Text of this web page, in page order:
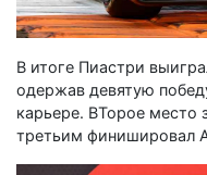
В итоге Пиастри
одержав девятую
карьере. ВТорое место
третьим финишировал